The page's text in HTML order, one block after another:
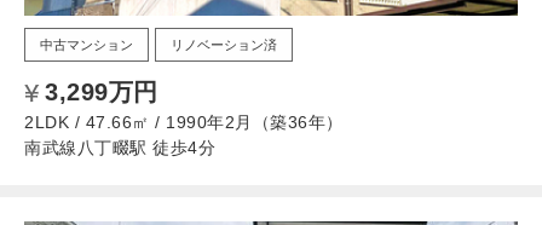
中古マンション リノベーション済
3,299万円
2LDK / 47.66㎡ / 1990年2月（築36年）
南武線八丁畷駅 徒歩4分